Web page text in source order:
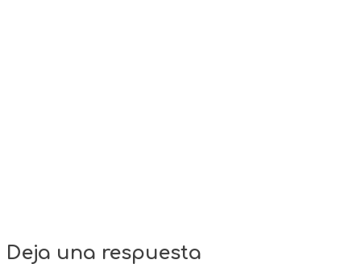
Deja una respuesta